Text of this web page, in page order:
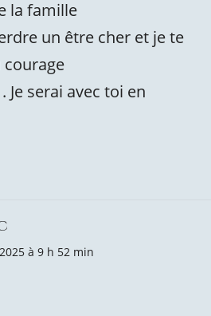
la famille
un être cher et je te
courage
Je serai avec toi en
à 9 h 52 min